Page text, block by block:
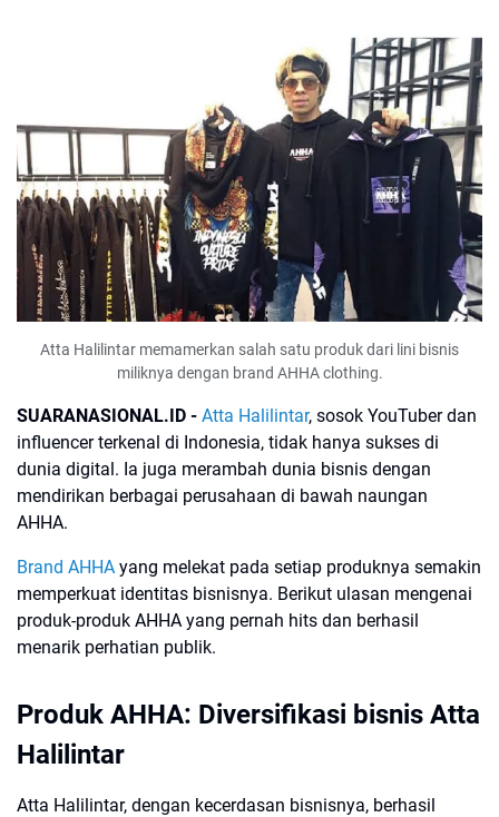
Atta Halilintar memamerkan salah satu produk dari lini bisnis
miliknya dengan brand AHHA clothing.
SUARANASIONAL.ID - Atta Halilintar, sosok YouTuber dan
influencer terkenal di Indonesia, tidak hanya sukses di
dunia digital. Ia juga merambah dunia bisnis dengan
mendirikan berbagai perusahaan di bawah naungan
AHHA.
Brand AHHA yang melekat pada setiap produknya semakin
memperkuat identitas bisnisnya. Berikut ulasan mengenai
produk-produk AHHA yang pernah hits dan berhasil
menarik perhatian publik.
Produk AHHA: Diversifikasi bisnis Atta
Halilintar
Atta Halilintar, dengan kecerdasan bisnisnya, berhasil